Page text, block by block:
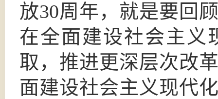
放30周年，就是要回
在全面建设社会主义
取，推进更深层次改
面建设社会主义现代